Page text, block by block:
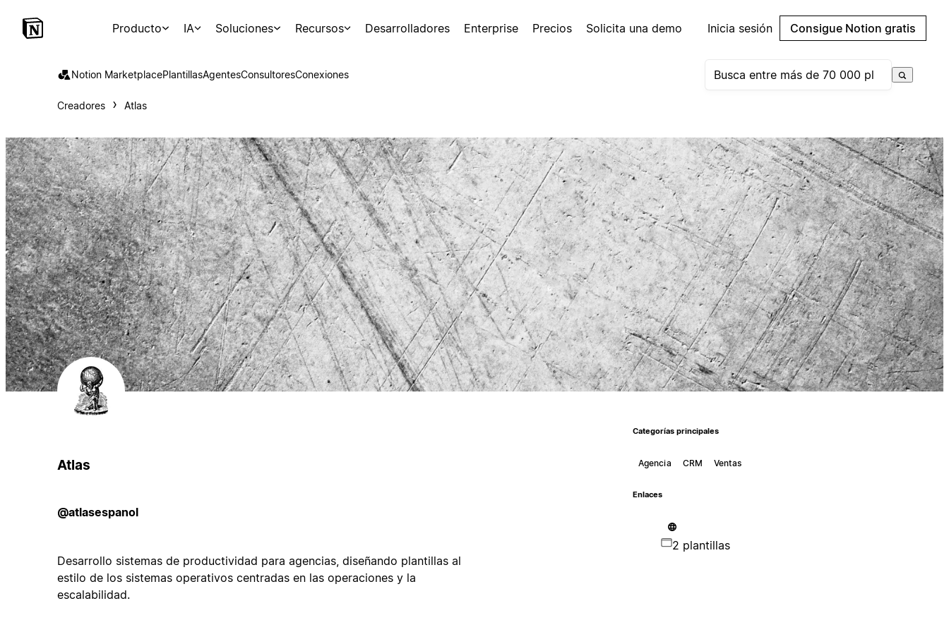
Producto IA Soluciones Recursos Desarrolladores Enterprise Precios Solicita una demo Inicia sesión Consigue Notion gratis
Notion MarketplacePlantillasAgentesConsultoresConexiones
Creadores Atlas
Atlas
@atlasespanol
Desarrollo sistemas de productividad para agencias, diseñando plantillas al
estilo de los sistemas operativos centradas en las operaciones y la
escalabilidad.
Categorías principales
Agencia CRM Ventas
Enlaces
2 plantillas